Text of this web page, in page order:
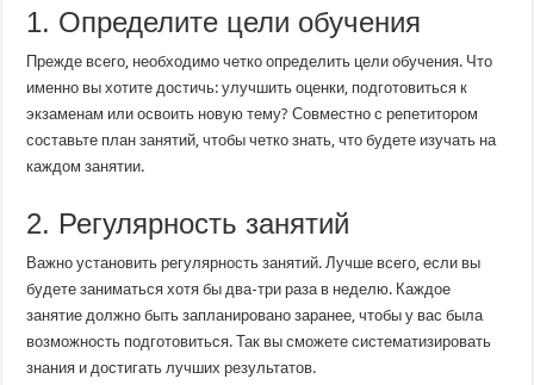
1. Определите цели обучения
Прежде всего, необходимо четко определить цели обучения. Что
именно вы хотите достичь: улучшить оценки, подготовиться к
экзаменам или освоить новую тему? Совместно с репетитором
составьте план занятий, чтобы четко знать, что будете изучать на
каждом занятии.
2. Регулярность занятий
Важно установить регулярность занятий. Лучше всего, если вы
будете заниматься хотя бы два-три раза в неделю. Каждое
занятие должно быть запланировано заранее, чтобы у вас была
возможность подготовиться. Так вы сможете систематизировать
знания и достигать лучших результатов.